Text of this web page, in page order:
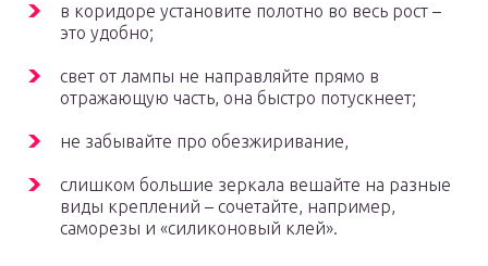
в коридоре установите полотно во весь рост –
это удобно;
свет от лампы не направляйте прямо в
отражающую часть, она быстро потускнеет;
не забывайте про обезжиривание,
слишком большие зеркала вешайте на разные
виды креплений – сочетайте, например,
саморезы и «силиконовый клей».